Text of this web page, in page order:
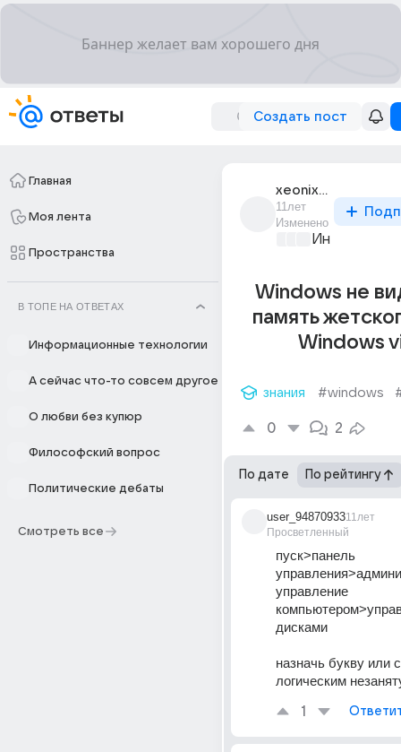
Создать пост
Главная
Моя лента
Пространства
В ТОПЕ НА ОТВЕТАХ
Информационные технологии
А сейчас что-то совсем другое
О любви без купюр
Философский вопрос
Политические дебаты
Смотреть все
xeonix_2
11лет
Изменено
Windows не
память
Windows
знания #windows
0 2
По дате По рейтингу
user_94870933
Просветленный
11лет
пуск>панель
управление
дисками
назначь букву или
логическим
1